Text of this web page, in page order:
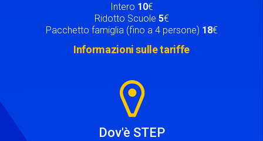
Intero 10€
Ridotto Scuole 5€
Pacchetto famiglia (fino a 4 persone) 18€
Informazioni sulle tariffe
Dov'è STEP